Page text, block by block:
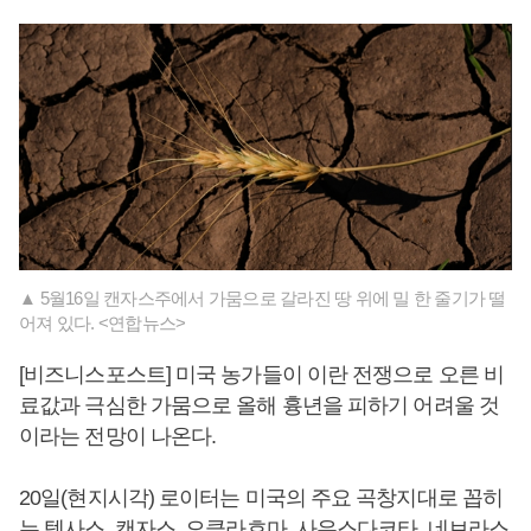
▲ 5월16일 캔자스주에서 가뭄으로 갈라진 땅 위에 밀 한 줄기가 떨
어져 있다. <연합뉴스>
[비즈니스포스트] 미국 농가들이 이란 전쟁으로 오른 비
료값과 극심한 가뭄으로 올해 흉년을 피하기 어려울 것
이라는 전망이 나온다.
20일(현지시각) 로이터는 미국의 주요 곡창지대로 꼽히